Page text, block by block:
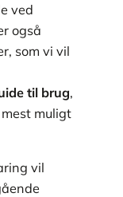
ved
også
som vi vil
til brug,
muligt
vil